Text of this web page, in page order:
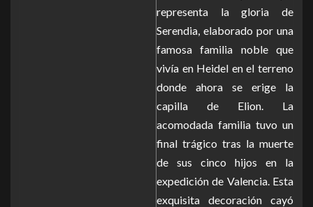
representa la gloria de
Serendia, elaborado por una
famosa familia noble que
vivía en Heidel en el terreno
donde ahora se erige la
capilla de Elion. La
acomodada familia tuvo un
final trágico tras la muerte
de sus cinco hijos en la
expedición de Valencia. Esta
exquisita decoración cayó